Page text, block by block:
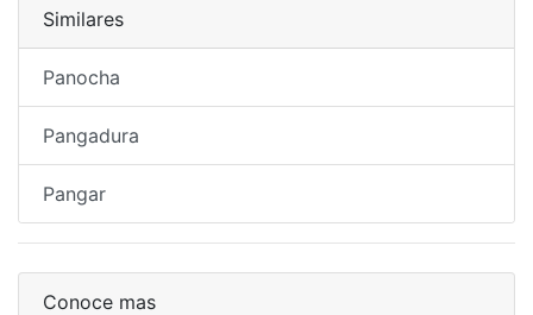
Similares
Panocha
Pangadura
Pangar
Conoce mas